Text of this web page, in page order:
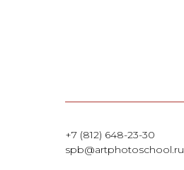
+7 (812) 648-23-30
spb@artphotoschool.ru